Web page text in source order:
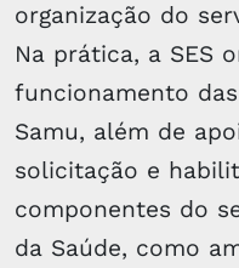
organização do
Na prática, a SES
funcionamento
Samu, além de
solicitação e
componentes do
da Saúde, como